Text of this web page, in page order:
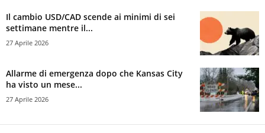
Il cambio USD/CAD scende ai minimi di sei
settimane mentre il...
27 Aprile 2026
Allarme di emergenza dopo che Kansas City
ha visto un mese...
27 Aprile 2026